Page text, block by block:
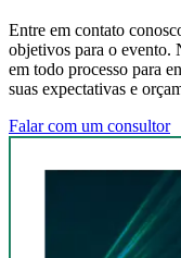
Entre em contato
objetivos para o evento.
em todo processo para
suas expectativas e
Falar com um consultor